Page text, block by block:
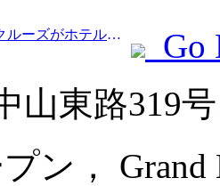
Prev:シルバーシー・クルーズがホテル業界に拡大
Go
山東路319
ン，